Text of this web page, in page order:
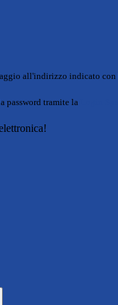
all'indirizzo indicato con
password tramite la